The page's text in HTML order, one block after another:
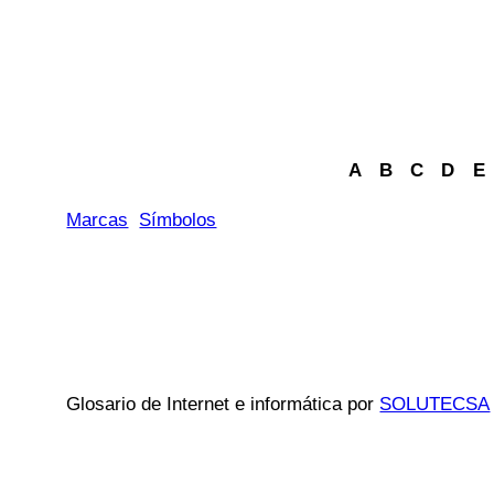
A B C D E
Marcas Símbolos
Glosario de Internet e informática por SOLUTECSA